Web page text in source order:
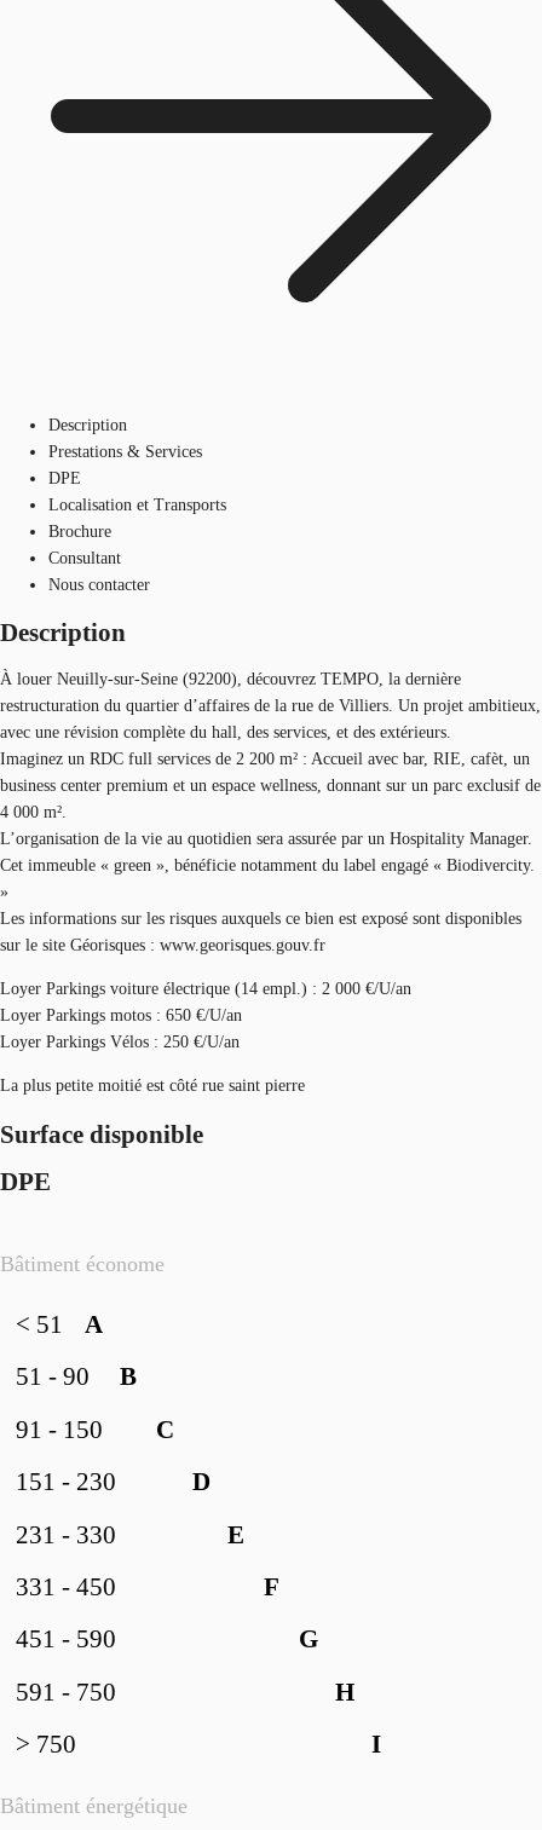
Description
Prestations & Services
DPE
Localisation et Transports
Brochure
Consultant
Nous contacter
Description
À louer Neuilly-sur-Seine (92200), découvrez TEMPO, la dernière
restructuration du quartier d’affaires de la rue de Villiers. Un projet ambitieux,
avec une révision complète du hall, des services, et des extérieurs.
Imaginez un RDC full services de 2 200 m² : Accueil avec bar, RIE, cafèt, un
business center premium et un espace wellness, donnant sur un parc exclusif de
4 000 m².
L’organisation de la vie au quotidien sera assurée par un Hospitality Manager.
Cet immeuble « green », bénéficie notamment du label engagé « Biodivercity.
»
Les informations sur les risques auxquels ce bien est exposé sont disponibles
sur le site Géorisques : www.georisques.gouv.fr
Loyer Parkings voiture électrique (14 empl.) : 2 000 €/U/an
Loyer Parkings motos : 650 €/U/an
Loyer Parkings Vélos : 250 €/U/an
La plus petite moitié est côté rue saint pierre
Surface disponible
DPE
Bâtiment économe
Bâtiment énergétique
A
< 51
B
51 - 90
C
91 - 150
D
151 - 230
E
231 - 330
F
331 - 450
G
451 - 590
H
591 - 750
I
> 750